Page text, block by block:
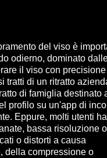
del viso è
odierno, dominato
il viso con
tratti di un ritratto
di famiglia destinato
profilo su un'app di
Eppure, molti utenti
bassa risoluzione
o distorti a causa
della compressione o